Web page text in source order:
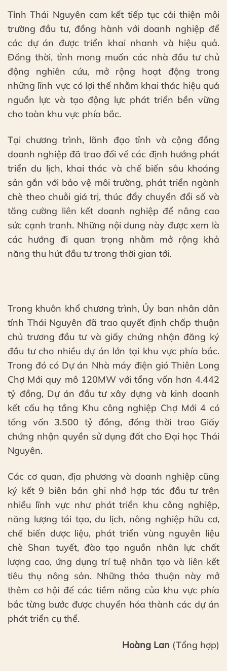
Tỉnh Thái Nguyên cam kết tiếp tục cải thiện môi
trường đầu tư, đồng hành với doanh nghiệp để
các dự án được triển khai nhanh và hiệu quả.
Đồng thời, tỉnh mong muốn các nhà đầu tư chủ
động nghiên cứu, mở rộng hoạt động trong
những lĩnh vực có lợi thế nhằm khai thác hiệu quả
nguồn lực và tạo động lực phát triển bền vững
cho toàn khu vực phía bắc.
Tại chương trình, lãnh đạo tỉnh và cộng đồng
doanh nghiệp đã trao đổi về các định hướng phát
triển du lịch, khai thác và chế biến sâu khoáng
sản gắn với bảo vệ môi trường, phát triển ngành
chè theo chuỗi giá trị, thúc đẩy chuyển đổi số và
tăng cường liên kết doanh nghiệp để nâng cao
sức cạnh tranh. Những nội dung này được xem là
các hướng đi quan trọng nhằm mở rộng khả
năng thu hút đầu tư trong thời gian tới.
Trong khuôn khổ chương trình, Ủy ban nhân dân
tỉnh Thái Nguyên đã trao quyết định chấp thuận
chủ trương đầu tư và giấy chứng nhận đăng ký
đầu tư cho nhiều dự án lớn tại khu vực phía bắc.
Trong đó có Dự án Nhà máy điện gió Thiên Long
Chợ Mới quy mô 120MW với tổng vốn hơn 4.442
tỷ đồng, Dự án đầu tư xây dựng và kinh doanh
kết cấu hạ tầng Khu công nghiệp Chợ Mới 4 có
tổng vốn 3.500 tỷ đồng, đồng thời trao Giấy
chứng nhận quyền sử dụng đất cho Đại học Thái
Nguyên.
Các cơ quan, địa phương và doanh nghiệp cũng
ký kết 9 biên bản ghi nhớ hợp tác đầu tư trên
nhiều lĩnh vực như phát triển khu công nghiệp,
năng lượng tái tạo, du lịch, nông nghiệp hữu cơ,
chế biến dược liệu, phát triển vùng nguyên liệu
chè Shan tuyết, đào tạo nguồn nhân lực chất
lượng cao, ứng dụng trí tuệ nhân tạo và liên kết
tiêu thụ nông sản. Những thỏa thuận này mở
thêm cơ hội để các tiềm năng của khu vực phía
bắc từng bước được chuyển hóa thành các dự án
phát triển cụ thể.
Hoàng Lan (Tổng hợp)